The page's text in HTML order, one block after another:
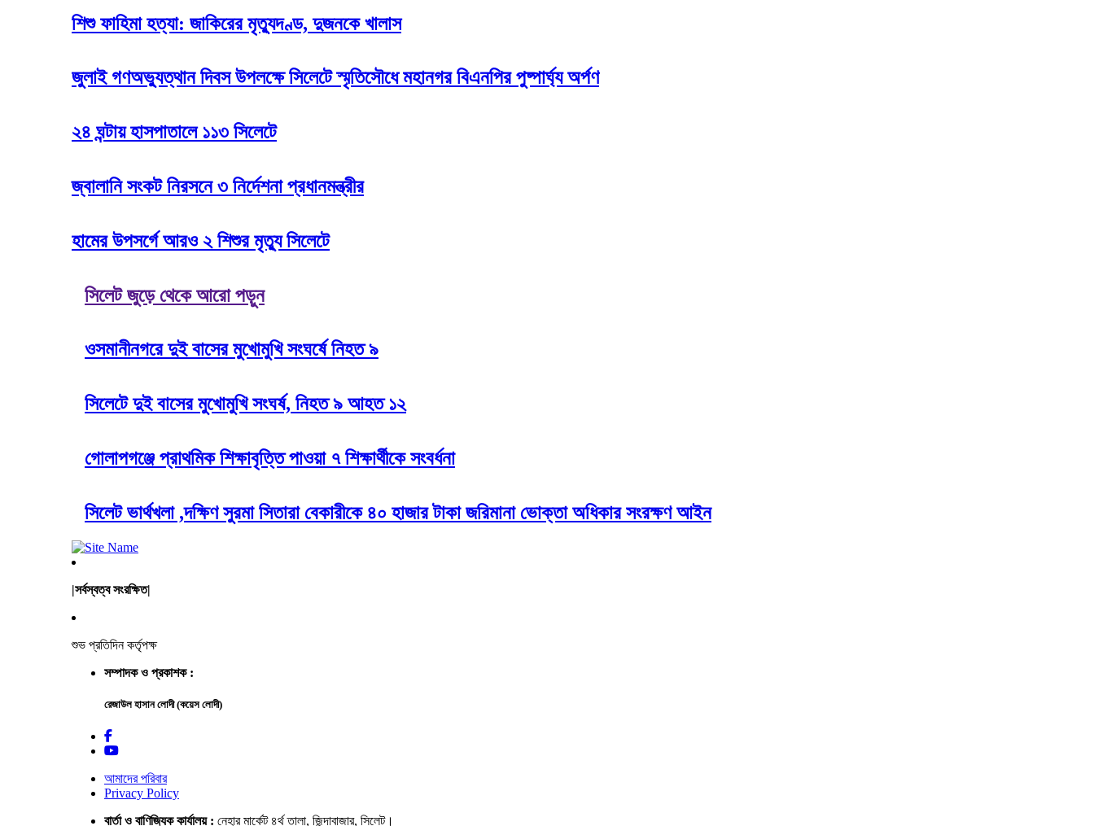
শিশু ফাহিমা হত্যা: জাকিরের মৃত্যুদণ্ড, দুজনকে খালাস
জুলাই গণঅভ্যুত্থান দিবস উপলক্ষে সিলেটে স্মৃতিসৌধে মহানগর বিএনপির পুষ্পার্ঘ্য অর্পণ
২৪ ঘন্টায় হাসপাতালে ১১৩ সিলেটে
জ্বালানি সংকট নিরসনে ৩ নির্দেশনা প্রধানমন্ত্রীর
হামের উপসর্গে আরও ২ শিশুর মৃত্যু সিলেটে
সিলেট জুড়ে থেকে আরো পড়ুন
ওসমানীনগরে দুই বাসের মুখোমুখি সংঘর্ষে নিহত ৯
সিলেটে দুই বাসের মুখোমুখি সংঘর্ষ, নিহত ৯ আহত ১২
গোলাপগঞ্জে প্রাথমিক শিক্ষাবৃত্তি পাওয়া ৭ শিক্ষার্থীকে সংবর্ধনা
সিলেট ভার্থখলা ,দক্ষিণ সুরমা সিতারা বেকারীকে ৪০ হাজার টাকা জরিমানা ভোক্তা অধিকার সংরক্ষণ আইন
|সর্বস্বত্ব সংরক্ষিত|
শুভ প্রতিদিন কর্তৃপক্ষ
সম্পাদক ও প্রকাশক :
রেজাউল হাসান লোদী (কয়েস লোদী)
আমাদের পরিবার
Privacy Policy
বার্তা ও বাণিজ্যিক কার্যালয় : নেহার মার্কেট ৪র্থ তালা, জিন্দাবাজার, সিলেট।